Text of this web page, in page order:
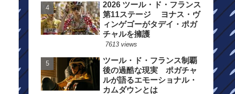
2026 ツール・ド・フランス
第11ステージ ヨナス・ヴ
ィンゲゴーがタデイ・ポガ
チャルを擁護
7613 views
ツール・ド・フランス制覇
後の過酷な現実 ポガチャ
ルが語るエモーショナル・
カムダウンとは